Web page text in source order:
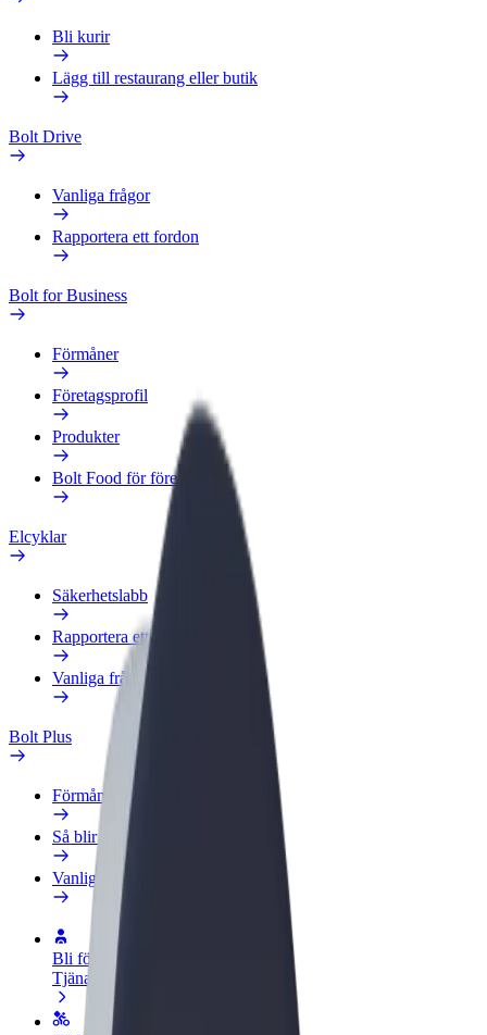
Bli kurir
Lägg till restaurang eller butik
Bolt Drive
Vanliga frågor
Rapportera ett fordon
Bolt for Business
Förmåner
Företagsprofil
Produkter
Bolt Food för företag
Elcyklar
Säkerhetslabb
Rapportera ett problem
Vanliga frågor
Bolt Plus
Förmåner
Så blir du medlem
Vanliga frågor
Bli förare
Tjäna pengar på dina egna villkor